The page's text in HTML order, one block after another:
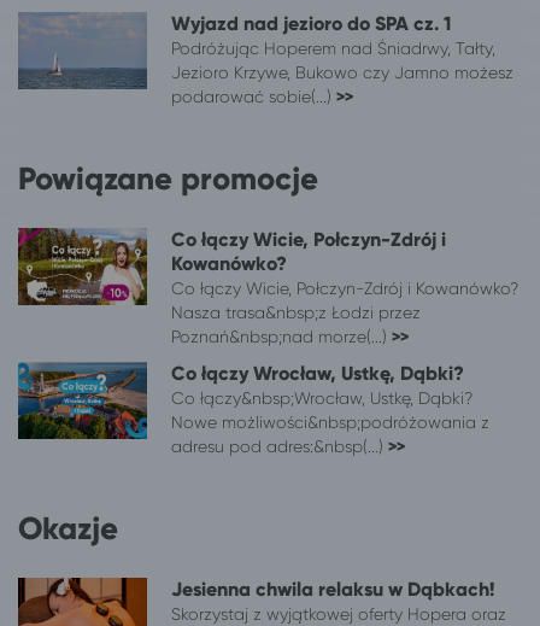
Wyjazd nad jezioro do SPA cz. 1
Podróżując Hoperem nad Śniadrwy, Tałty,
Jezioro Krzywe, Bukowo czy Jamno możesz
podarować sobie(...) >>
Powiązane promocje
Co łączy Wicie, Połczyn-Zdrój i
Kowanówko?
Co łączy Wicie, Połczyn-Zdrój i Kowanówko?
Nasza trasa&nbsp;z Łodzi przez
Poznań&nbsp;nad morze(...) >>
Co łączy Wrocław, Ustkę, Dąbki?
Co łączy&nbsp;Wrocław, Ustkę, Dąbki?
Nowe możliwości&nbsp;podróżowania z
adresu pod adres:&nbsp(...) >>
Okazje
Jesienna chwila relaksu w Dąbkach!
Skorzystaj z wyjątkowej oferty Hopera oraz